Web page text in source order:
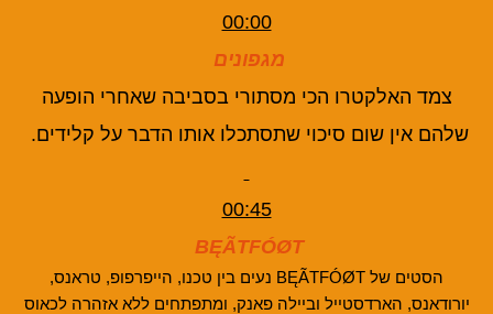
00:00
מגפונים
צמד האלקטרו הכי מסתורי בסביבה שאחרי הופעה
שלהם אין שום סיכוי שתסתכלו אותו הדבר על קלידים.
00:45
BĘÃTFÓØT
הסטים של BĘÃTFÓØT נעים בין טכנו, הייפרפופ, טראנס,
יורודאנס, הארדסטייל וביילה פאנק, ומתפתחים ללא אזהרה לכאוס